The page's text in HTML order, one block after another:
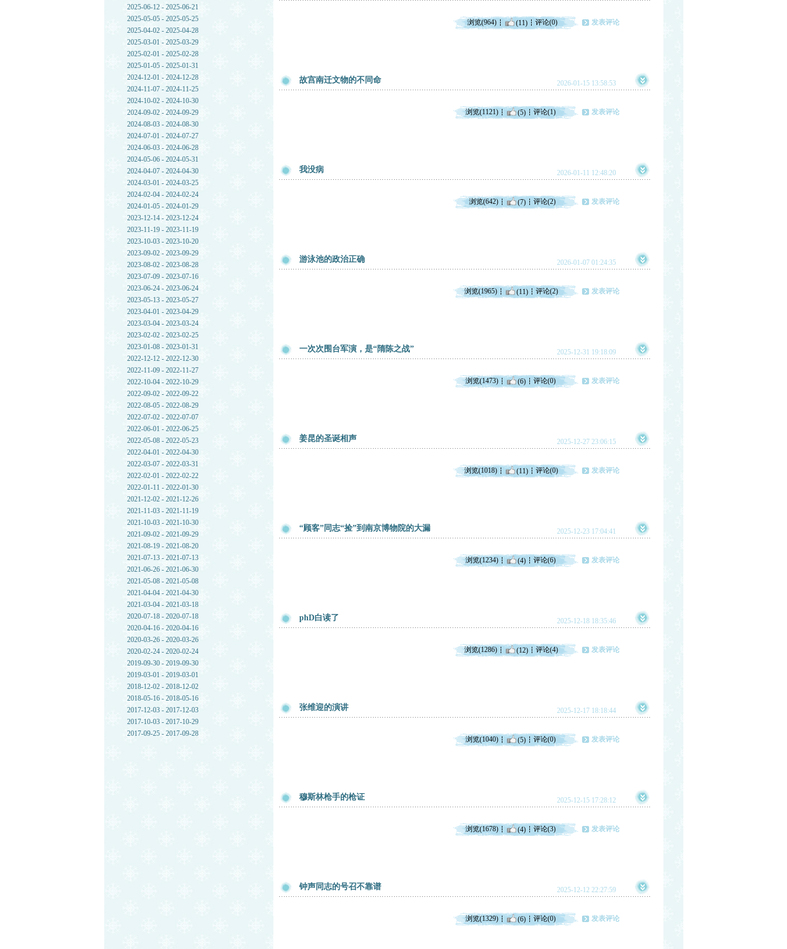
2025-06-12 - 2025-06-21
2025-05-05 - 2025-05-25
2025-04-02 - 2025-04-28
2025-03-01 - 2025-03-29
2025-02-01 - 2025-02-28
2025-01-05 - 2025-01-31
2024-12-01 - 2024-12-28
2024-11-07 - 2024-11-25
2024-10-02 - 2024-10-30
2024-09-02 - 2024-09-29
2024-08-03 - 2024-08-30
2024-07-01 - 2024-07-27
2024-06-03 - 2024-06-28
2024-05-06 - 2024-05-31
2024-04-07 - 2024-04-30
2024-03-01 - 2024-03-25
2024-02-04 - 2024-02-24
2024-01-05 - 2024-01-29
2023-12-14 - 2023-12-24
2023-11-19 - 2023-11-19
2023-10-03 - 2023-10-20
2023-09-02 - 2023-09-29
2023-08-02 - 2023-08-28
2023-07-09 - 2023-07-16
2023-06-24 - 2023-06-24
2023-05-13 - 2023-05-27
2023-04-01 - 2023-04-29
2023-03-04 - 2023-03-24
2023-02-02 - 2023-02-25
2023-01-08 - 2023-01-31
2022-12-12 - 2022-12-30
2022-11-09 - 2022-11-27
2022-10-04 - 2022-10-29
2022-09-02 - 2022-09-22
2022-08-05 - 2022-08-29
2022-07-02 - 2022-07-07
2022-06-01 - 2022-06-25
2022-05-08 - 2022-05-23
2022-04-01 - 2022-04-30
2022-03-07 - 2022-03-31
2022-02-01 - 2022-02-22
2022-01-11 - 2022-01-30
2021-12-02 - 2021-12-26
2021-11-03 - 2021-11-19
2021-10-03 - 2021-10-30
2021-09-02 - 2021-09-29
2021-08-19 - 2021-08-20
2021-07-13 - 2021-07-13
2021-06-26 - 2021-06-30
2021-05-08 - 2021-05-08
2021-04-04 - 2021-04-30
2021-03-04 - 2021-03-18
2020-07-18 - 2020-07-18
2020-04-16 - 2020-04-16
2020-03-26 - 2020-03-26
2020-02-24 - 2020-02-24
2019-09-30 - 2019-09-30
2019-03-01 - 2019-03-01
2018-12-02 - 2018-12-02
2018-05-16 - 2018-05-16
2017-12-03 - 2017-12-03
2017-10-03 - 2017-10-29
2017-09-25 - 2017-09-28
浏览(964) (11) 评论(0) 发表评论
故宫南迁文物的不同命 2026-01-15 13:58:53
浏览(1121) (5) 评论(1) 发表评论
我没病 2026-01-11 12:48:20
浏览(642) (7) 评论(2) 发表评论
游泳池的政治正确 2026-01-07 01:24:35
浏览(1965) (11) 评论(2) 发表评论
一次次围台军演，是“隋陈之战” 2025-12-31 19:18:09
浏览(1473) (6) 评论(0) 发表评论
姜昆的圣诞相声 2025-12-27 23:06:15
浏览(1018) (11) 评论(0) 发表评论
“顾客”同志“捡”到南京博物院的大漏 2025-12-23 17:04:41
浏览(1234) (4) 评论(6) 发表评论
phD白读了 2025-12-18 18:35:46
浏览(1286) (12) 评论(4) 发表评论
张维迎的演讲 2025-12-17 18:18:44
浏览(1040) (5) 评论(0) 发表评论
穆斯林枪手的枪证 2025-12-15 17:28:12
浏览(1678) (4) 评论(3) 发表评论
钟声同志的号召不靠谱 2025-12-12 22:27:59
浏览(1329) (6) 评论(0) 发表评论